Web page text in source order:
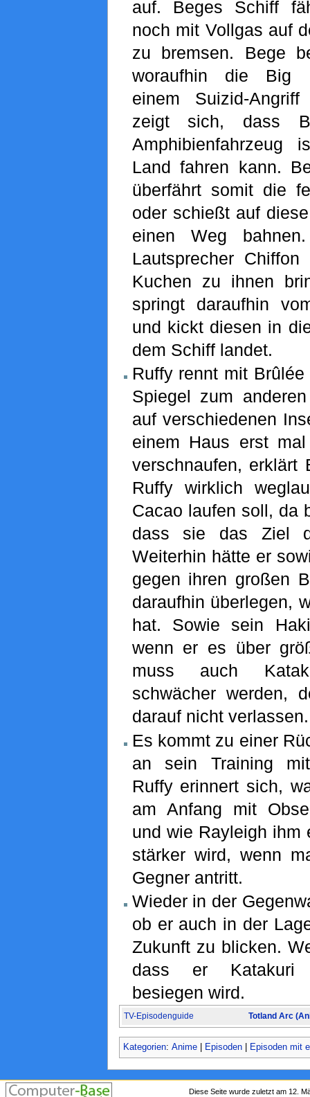
auf. Beges Schiff
noch mit Vollgas auf
zu bremsen. Bege
woraufhin die Big
einem Suizid-
zeigt sich, dass
Land fahren kann.
überfährt somit die
oder schießt auf
einen Weg
Lautsprecher
Kuchen zu ihnen
springt daraufhin
und kickt diesen in
dem Schiff landet.
Ruffy rennt mit
Spiegel zum
auf verschiedenen
einem Haus erst
verschnaufen, erklärt
Ruffy wirklich
Cacao laufen soll, da
dass sie das Ziel
Weiterhin hätte er
gegen ihren großen
daraufhin überlegen,
hat. Sowie sein
wenn er es über
muss auch
schwächer werden,
darauf nicht verlassen.
Es kommt zu einer
an sein Training
Ruffy erinnert sich,
am Anfang mit
und wie Rayleigh ihm
stärker wird, wenn
Gegner antritt.
Wieder in der
ob er auch in der
Zukunft zu blicken.
dass er Katakuri
besiegen wird.
TV-Episodenguide Totland Arc
Kategorien: Anime| Episoden| Episoden mit
Diese Seite wurde zuletzt am 12.